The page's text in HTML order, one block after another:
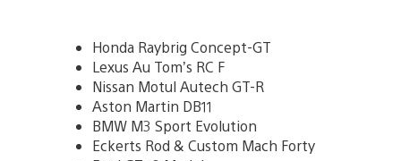
Honda Raybrig Concept-GT
Lexus Au Tom’s RC F
Nissan Motul Autech GT-R
Aston Martin DB11
BMW M3 Sport Evolution
Eckerts Rod & Custom Mach Forty